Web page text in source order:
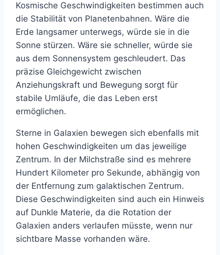
Kosmische Geschwindigkeiten bestimmen auch
die Stabilität von Planetenbahnen. Wäre die
Erde langsamer unterwegs, würde sie in die
Sonne stürzen. Wäre sie schneller, würde sie
aus dem Sonnensystem geschleudert. Das
präzise Gleichgewicht zwischen
Anziehungskraft und Bewegung sorgt für
stabile Umläufe, die das Leben erst
ermöglichen.
Sterne in Galaxien bewegen sich ebenfalls mit
hohen Geschwindigkeiten um das jeweilige
Zentrum. In der Milchstraße sind es mehrere
Hundert Kilometer pro Sekunde, abhängig von
der Entfernung zum galaktischen Zentrum.
Diese Geschwindigkeiten sind auch ein Hinweis
auf Dunkle Materie, da die Rotation der
Galaxien anders verlaufen müsste, wenn nur
sichtbare Masse vorhanden wäre.